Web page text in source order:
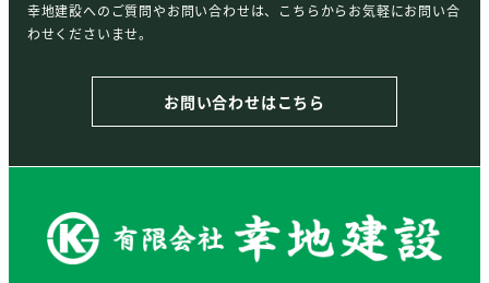
幸地建設へのご質問やお問い合わせは、こちらからお気軽にお問い合
わせくださいませ。
お問い合わせはこちら